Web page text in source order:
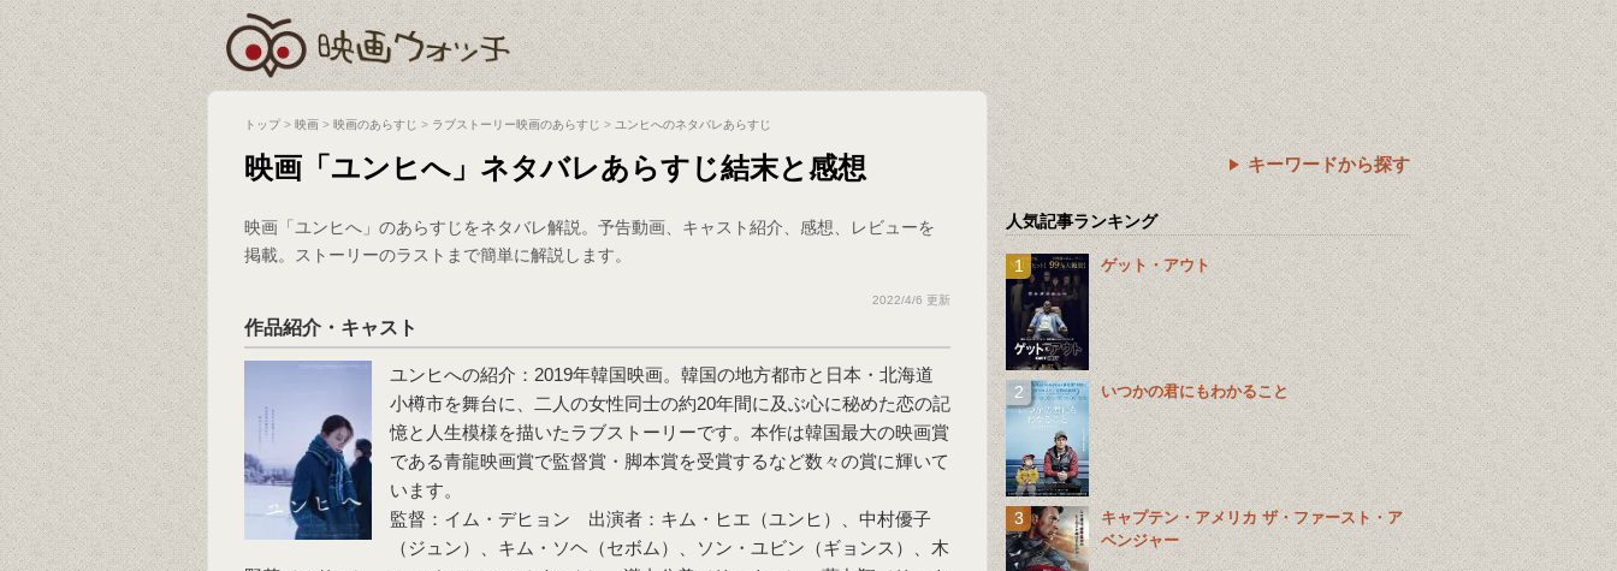
トップ> 映画 > 映画のあらすじ > ラブストーリー映画のあらすじ > ユンヒへのネタバレあらすじ
映画「ユンヒへ」ネタバレあらすじ結末と感想
映画「ユンヒへ」のあらすじをネタバレ解説。予告動画、キャスト紹介、感想、レビューを
掲載。ストーリーのラストまで簡単に解説します。
2022/4/6 更新
作品紹介・キャスト
ユンヒへの紹介：2019年韓国映画。韓国の地方都市と日本・北海道
小樽市を舞台に、二人の女性同士の約20年間に及ぶ心に秘めた恋の記
憶と人生模様を描いたラブストーリーです。本作は韓国最大の映画賞
である青龍映画賞で監督賞・脚本賞を受賞するなど数々の賞に輝いて
います。
監督：イム・デヒョン 出演者：キム・ヒエ（ユンヒ）、中村優子
（ジュン）、キム・ソヘ（セボム）、ソン・ユビン（ギョンス）、木
キーワードから探す
人気記事ランキング
ゲット・アウト
いつかの君にもわかること
キャプテン・アメリカ ザ・ファースト・ア
ベンジャー